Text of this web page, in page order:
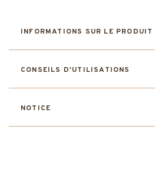
INFORMATIONS SUR LE PRODUIT
CONSEILS D'UTILISATIONS
NOTICE